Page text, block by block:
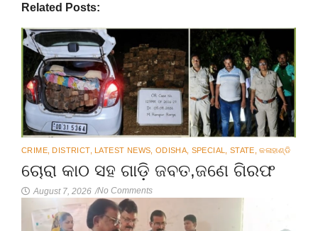
Related Posts:
CRIME DISTRICT, LATEST NEWS ODISHA SPECIAL STATE କଳାହାଣ୍ଡି
ଚୋରା କାଠ ସହ ଗାଡ଼ି ଜବତ,ଜଣେ ଗିରଫ
August 7, 2026 /No Comments